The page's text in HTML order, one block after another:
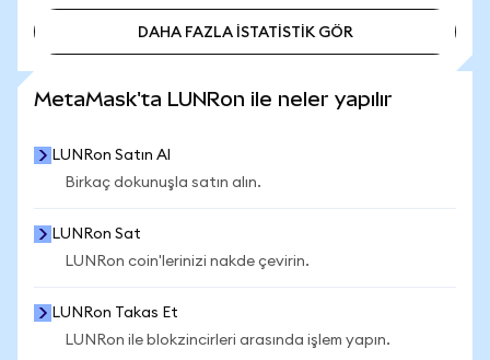
DAHA FAZLA İSTATİSTİK GÖR
MetaMask'ta LUNRon ile neler yapılır
LUNRon Satın Al
Birkaç dokunuşla satın alın.
LUNRon Sat
LUNRon coin'lerinizi nakde çevirin.
LUNRon Takas Et
LUNRon ile blokzincirleri arasında işlem yapın.